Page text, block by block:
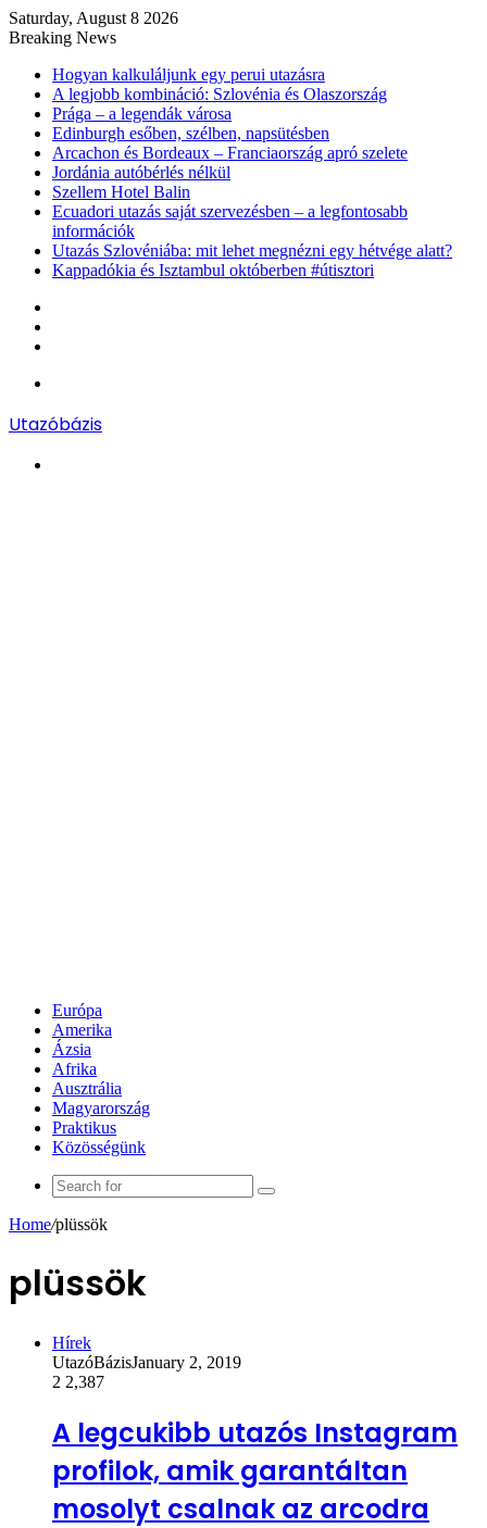
Saturday, August 8 2026
Breaking News
Hogyan kalkuláljunk egy perui utazásra
A legjobb kombináció: Szlovénia és Olaszország
Prága – a legendák városa
Edinburgh esőben, szélben, napsütésben
Arcachon és Bordeaux – Franciaország apró szelete
Jordánia autóbérlés nélkül
Szellem Hotel Balin
Ecuadori utazás saját szervezésben – a legfontosabb
információk
Utazás Szlovéniába: mit lehet megnézni egy hétvége alatt?
Kappadókia és Isztambul októberben #útisztori
Utazóbázis
Európa
Amerika
Ázsia
Afrika
Ausztrália
Magyarország
Praktikus
Közösségünk
Search
Home/plüssök
plüssök
Hírek
UtazóBázisJanuary 2, 2019
2 2,387
A legcukibb utazós Instagram
profilok, amik garantáltan
mosolyt csalnak az arcodra